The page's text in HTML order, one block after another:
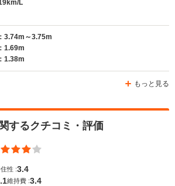
-m
L
3.74m～3.75m
1.69m
1.38m
もっと見る
するクチコミ・評価
住性 :3.4
維持費 :3.4